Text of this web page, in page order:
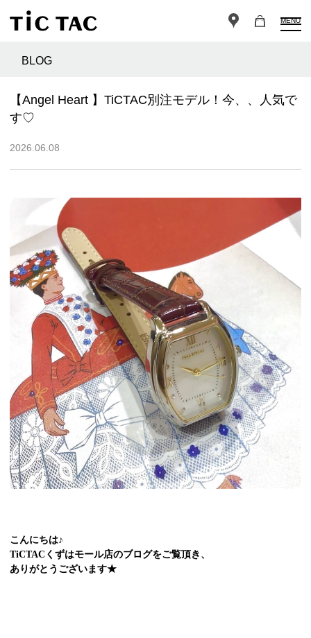
MENU
BLOG
【Angel Heart 】TiCTAC別注モデル！今、、人気で
す♡
2026.06.08
こんにちは♪
TiCTACくずはモール店のブログをご覧頂き、
ありがとうございます★